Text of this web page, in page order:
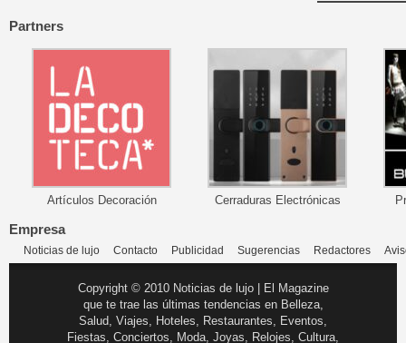
Partners
Artículos Decoración Cerraduras Electrónicas
Empresa
Noticias de lujo Contacto Publicidad Sugerencias Redactores
Copyright © 2010 Noticias de lujo | El Magazine
que te trae las últimas tendencias en Belleza,
Salud, Viajes, Hoteles, Restaurantes, Eventos,
Fiestas, Conciertos, Moda, Joyas, Relojes, Cultura,